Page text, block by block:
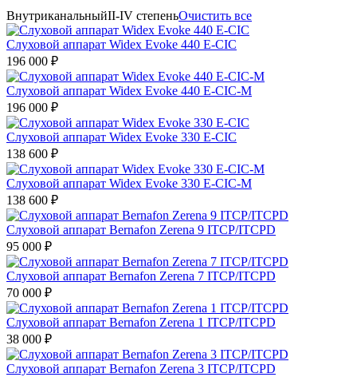
ВнутриканальныйII-IV степеньОчистить все
Слуховой аппарат Widex Evoke 440 E-CIC
196 000 ₽
Слуховой аппарат Widex Evoke 440 E-CIC-M
196 000 ₽
Слуховой аппарат Widex Evoke 330 E-CIC
138 600 ₽
Слуховой аппарат Widex Evoke 330 E-CIC-M
138 600 ₽
Слуховой аппарат Bernafon Zerena 9 ITCP/ITCPD
95 000 ₽
Слуховой аппарат Bernafon Zerena 7 ITCP/ITCPD
70 000 ₽
Слуховой аппарат Bernafon Zerena 1 ITCP/ITCPD
38 000 ₽
Слуховой аппарат Bernafon Zerena 3 ITCP/ITCPD